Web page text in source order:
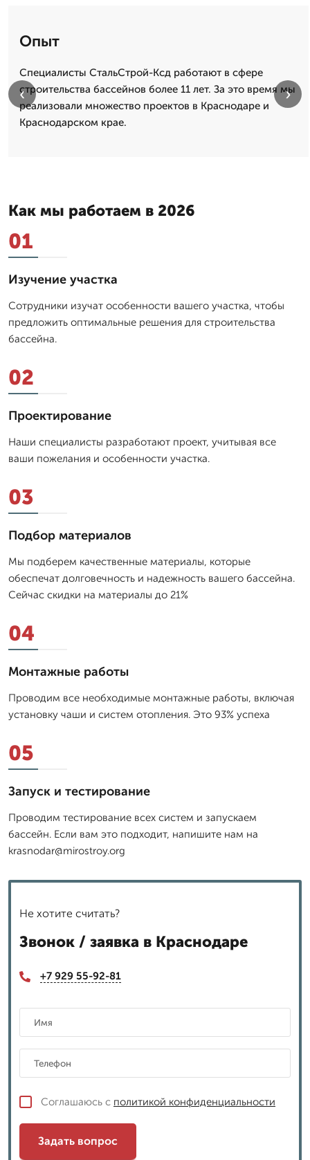
Опыт
Специалисты СтальСтрой-Ксд работают в сфере
строительства бассейнов более 11 лет. За это время мы
реализовали множество проектов в Краснодаре и
Краснодарском крае.
‹ ›
Как мы работаем в 2026
01
Изучение участка
Сотрудники изучат особенности вашего участка, чтобы
предложить оптимальные решения для строительства
бассейна.
02
Проектирование
Наши специалисты разработают проект, учитывая все
ваши пожелания и особенности участка.
03
Подбор материалов
Мы подберем качественные материалы, которые
обеспечат долговечность и надежность вашего бассейна.
Сейчас скидки на материалы до 21%
04
Монтажные работы
Проводим все необходимые монтажные работы, включая
установку чаши и систем отопления. Это 93% успеха
05
Запуск и тестирование
Проводим тестирование всех систем и запускаем
бассейн. Если вам это подходит, напишите нам на
krasnodar@mirostroy.org
Не хотите считать?
Звонок / заявка в Краснодаре
+7 929 55-92-81
Соглашаюсь с политикой конфиденциальности
Задать вопрос